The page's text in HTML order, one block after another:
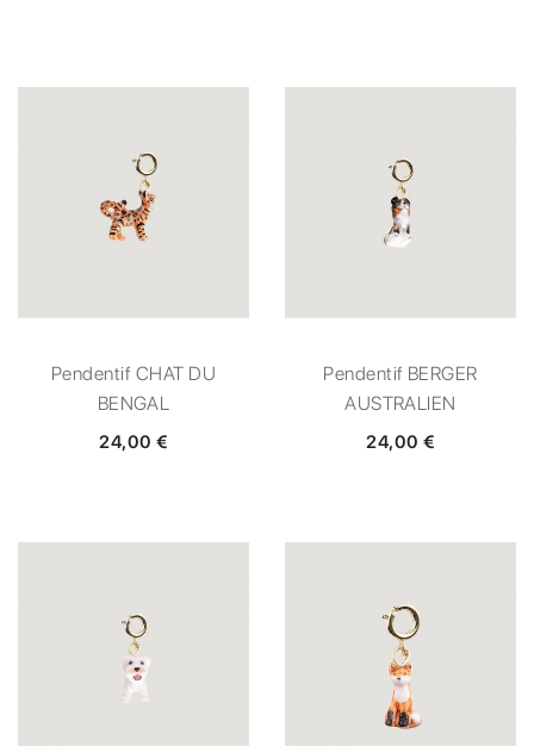
Pendentif CHAT DU
BENGAL
24,00 €
Pendentif BERGER
AUSTRALIEN
24,00 €